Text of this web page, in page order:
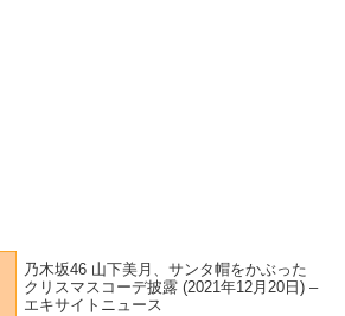
乃木坂46 山下美月、サンタ帽をかぶった
クリスマスコーデ披露 (2021年12月20日) –
エキサイトニュース